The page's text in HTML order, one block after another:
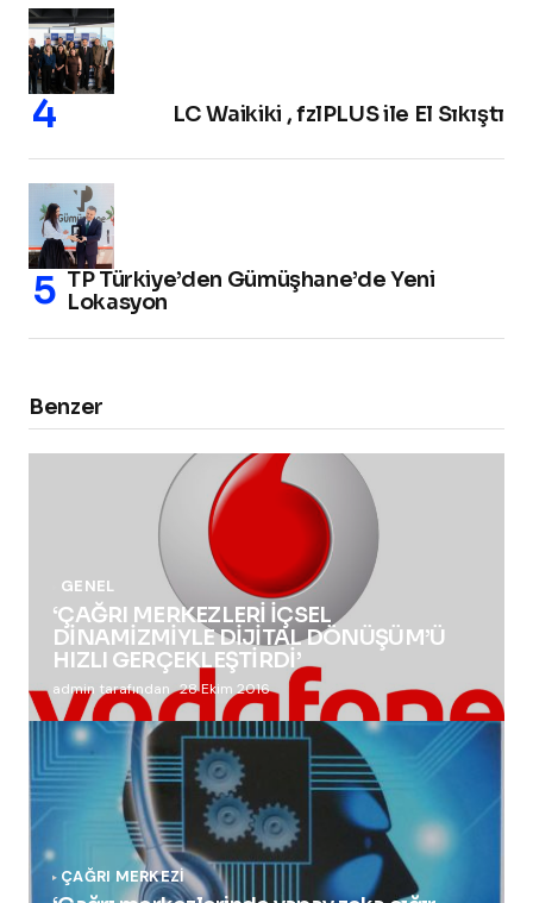
LC Waikiki , fzlPLUS ile El Sıkıştı
TP Türkiye’den Gümüşhane’de Yeni
Lokasyon
Benzer
GENEL
‘ÇAĞRI MERKEZLERİ İÇSEL
DİNAMİZMİYLE DİJİTAL DÖNÜŞÜM’Ü
HIZLI GERÇEKLEŞTİRDİ’
admin tarafından 28 Ekim 2016
ÇAĞRI MERKEZI